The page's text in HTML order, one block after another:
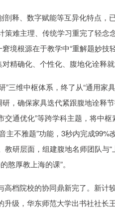
释、数字赋能等互异化特点，
难主理、传统学习重完了轻念
境根源在于教学中“重解题妙
精确化、个性化、腹地化诠释就
三维中枢体系，终了从“通用家
，确保家具迭代紧跟腹地诠释
通优化”等跨学科主题，将中
主不雅题”功能，3秒内完成
教研层面，组建腹地名师团队与
憨厚教上海的课”。
档院校的协同鼎新完了。新计
升级，华东师范大学出书社社长